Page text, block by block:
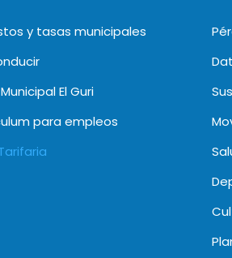
y tasas municipales
El Guri
para empleos